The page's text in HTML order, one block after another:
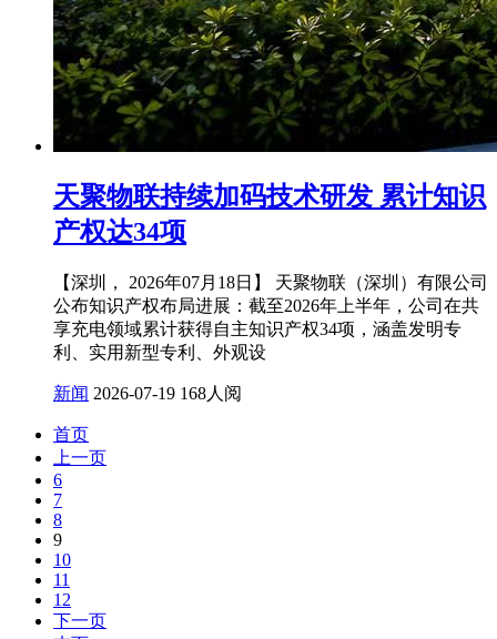
天聚物联持续加码技术研发 累计知识
产权达34项
【深圳， 2026年07月18日】 天聚物联（深圳）有限公司
公布知识产权布局进展：截至2026年上半年，公司在共
享充电领域累计获得自主知识产权34项，涵盖发明专
利、实用新型专利、外观设
新闻 2026-07-19 168人阅
首页
上一页
6
7
8
9
10
11
12
下一页